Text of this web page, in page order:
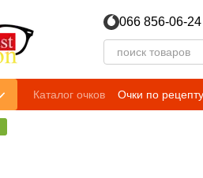
066 856-06-24
Каталог очков Очки по рецепту